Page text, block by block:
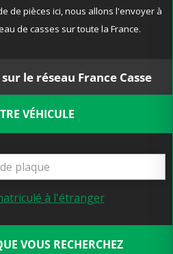
de pièces ici, nous allons l'envoyer à
de casses sur toute la France.
le réseau France Casse
VÉHICULE
à l'étranger
VOUS RECHERCHEZ